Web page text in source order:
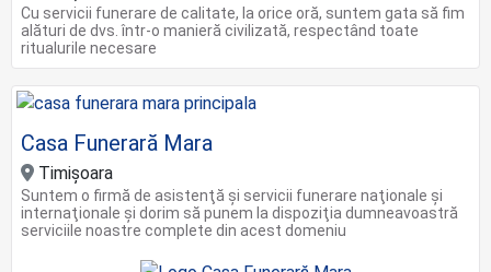
Cu servicii funerare de calitate, la orice oră, suntem gata să fim
alături de dvs. într-o manieră civilizată, respectând toate
ritualurile necesare
Casa Funerară Mara
Timișoara
Suntem o firmă de asistenţă şi servicii funerare naţionale şi
internaţionale şi dorim să punem la dispoziţia dumneavoastră
serviciile noastre complete din acest domeniu